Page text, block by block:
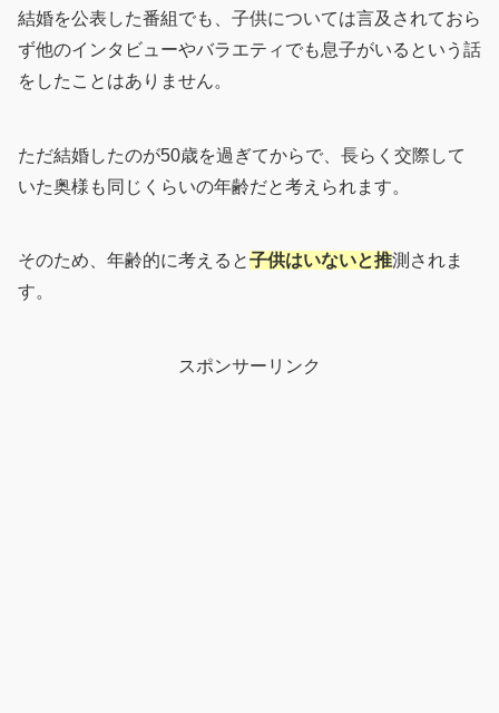
結婚を公表した番組でも、子供については言及されておら
ず他のインタビューやバラエティでも息子がいるという話
をしたことはありません。
ただ結婚したのが50歳を過ぎてからで、長らく交際して
いた奥様も同じくらいの年齢だと考えられます。
そのため、年齢的に考えると子供はいないと推測されま
す。
スポンサーリンク